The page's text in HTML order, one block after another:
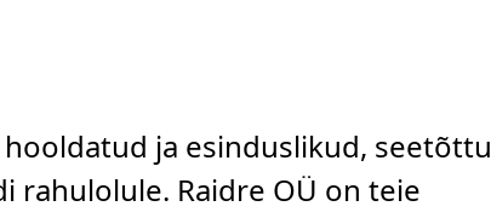
ja esinduslikud, seetõttu
rahulolule. Raidre OÜ on teie